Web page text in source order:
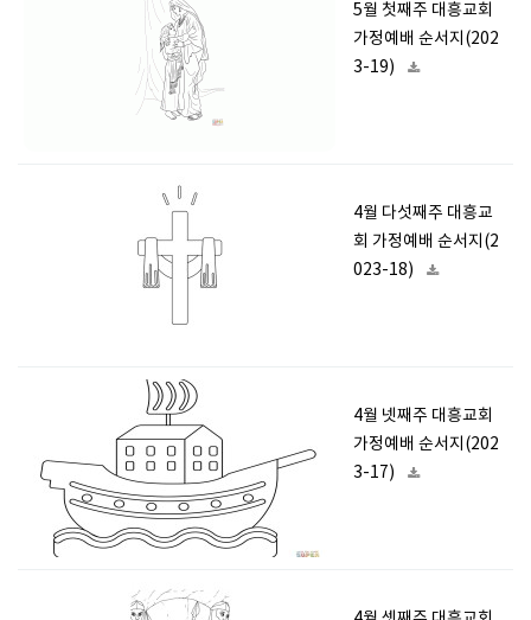
5월 첫째주 대흥교회
가정예배 순서지(202
3-19)
4월 다섯째주 대흥교
회 가정예배 순서지(2
023-18)
4월 넷째주 대흥교회
가정예배 순서지(202
3-17)